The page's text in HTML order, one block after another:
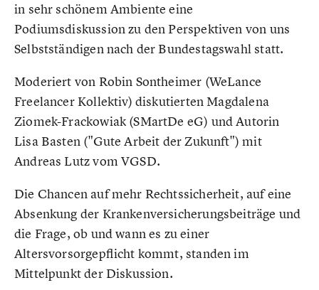
in sehr schönem Ambiente eine
Podiumsdiskussion zu den Perspektiven von uns
Selbstständigen nach der Bundestagswahl statt.
Moderiert von Robin Sontheimer (WeLance
Freelancer Kollektiv) diskutierten Magdalena
Ziomek-Frackowiak (SMartDe eG) und Autorin
Lisa Basten ("Gute Arbeit der Zukunft") mit
Andreas Lutz vom VGSD.
Die Chancen auf mehr Rechtssicherheit, auf eine
Absenkung der Krankenversicherungsbeiträge und
die Frage, ob und wann es zu einer
Altersvorsorgepflicht kommt, standen im
Mittelpunkt der Diskussion.